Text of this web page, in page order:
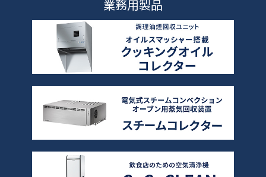
業務用製品